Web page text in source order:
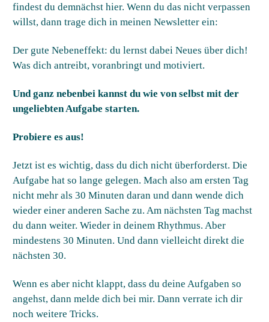
findest du demnächst hier. Wenn du das nicht verpassen
willst, dann trage dich in meinen Newsletter ein:
Der gute Nebeneffekt: du lernst dabei Neues über dich!
Was dich antreibt, voranbringt und motiviert.
Und ganz nebenbei kannst du wie von selbst mit der
ungeliebten Aufgabe starten.
Probiere es aus!
Jetzt ist es wichtig, dass du dich nicht überforderst. Die
Aufgabe hat so lange gelegen. Mach also am ersten Tag
nicht mehr als 30 Minuten daran und dann wende dich
wieder einer anderen Sache zu. Am nächsten Tag machst
du dann weiter. Wieder in deinem Rhythmus. Aber
mindestens 30 Minuten. Und dann vielleicht direkt die
nächsten 30.
Wenn es aber nicht klappt, dass du deine Aufgaben so
angehst, dann melde dich bei mir. Dann verrate ich dir
noch weitere Tricks.